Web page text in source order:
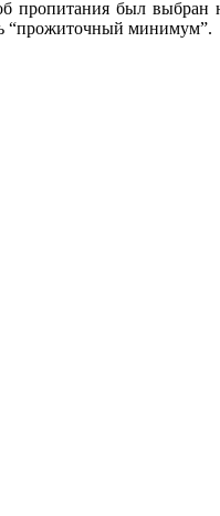
пропитания был
“прожиточный минимум”.